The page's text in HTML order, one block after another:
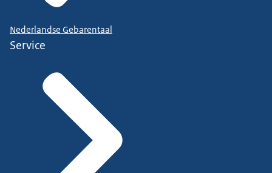
Nederlandse Gebarentaal
Service